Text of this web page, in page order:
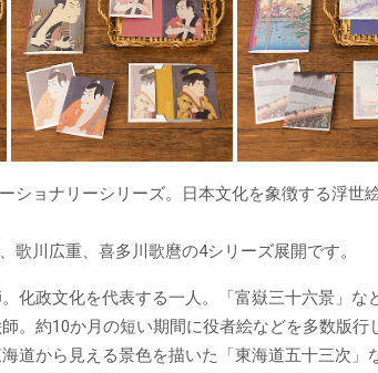
ショナリーシリーズ。日本文化を象徴する浮世
歌川広重、喜多川歌麿の4シリーズ展開です。
化政文化を代表する一人。「富嶽三十六景」な
。約10か月の短い期間に役者絵などを多数版行
道から見える景色を描いた「東海道五十三次」